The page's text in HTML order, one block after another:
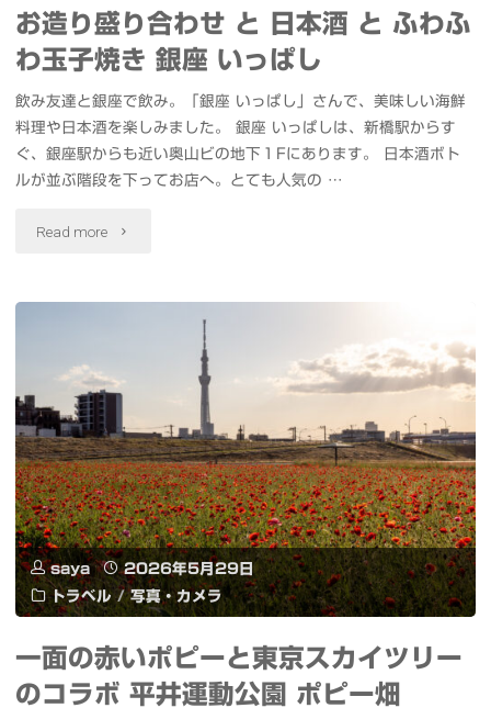
ベ
#
錦
糸
町
パ
ら
ち
ゃ
む
ふ
3
発
の
火
#
足
立
の
花
火
2026"
お造り盛り合わせ と 日本酒 と ふわふ
わ玉子焼き 銀座 いっぱし
飲み友達と銀座で飲み。「銀座 いっぱし」さんで、美味しい海鮮
料理や日本酒を楽しみました。 銀座 いっぱしは、新橋駅からす
ぐ、銀座駅からも近い奥山ビの地下１Fにあります。 日本酒ボト
ルが並ぶ階段を下ってお店へ。とても人気の …
Read more "お
合
わ
せ
と
本
saya
2026年5月29日
トラベル / 写真・カメラ
一面の赤いポピーと東京スカイツリー
のコラボ 平井運動公園 ポピー畑